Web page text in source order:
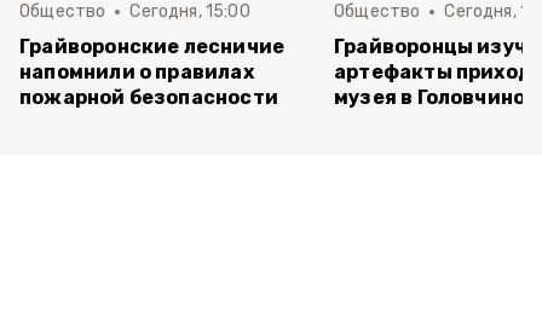
Общество Сегодня, 15:00
Грайворонские лесничие
напомнили о правилах
пожарной безопасности
Общество Сегодня,
Грайворонцы
артефакты
музея в Головчино